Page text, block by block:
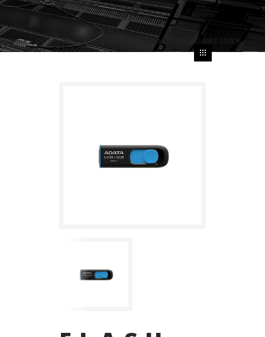
Home»SHOP»FLASH DISK ADATA 32GB AUV128-32G-RBE USB3